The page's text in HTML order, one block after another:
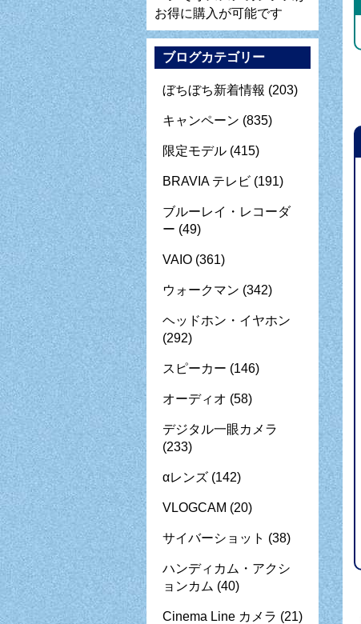
お得に購入が可能です
ブログカテゴリー
ぼちぼち新着情報 (203)
キャンペーン (835)
限定モデル (415)
BRAVIA テレビ (191)
ブルーレイ・レコーダ
ー (49)
VAIO (361)
ウォークマン (342)
ヘッドホン・イヤホン
(292)
スピーカー (146)
オーディオ (58)
デジタル一眼カメラ
(233)
αレンズ (142)
VLOGCAM (20)
サイバーショット (38)
ハンディカム・アクシ
ョンカム (40)
Cinema Line カメラ (21)